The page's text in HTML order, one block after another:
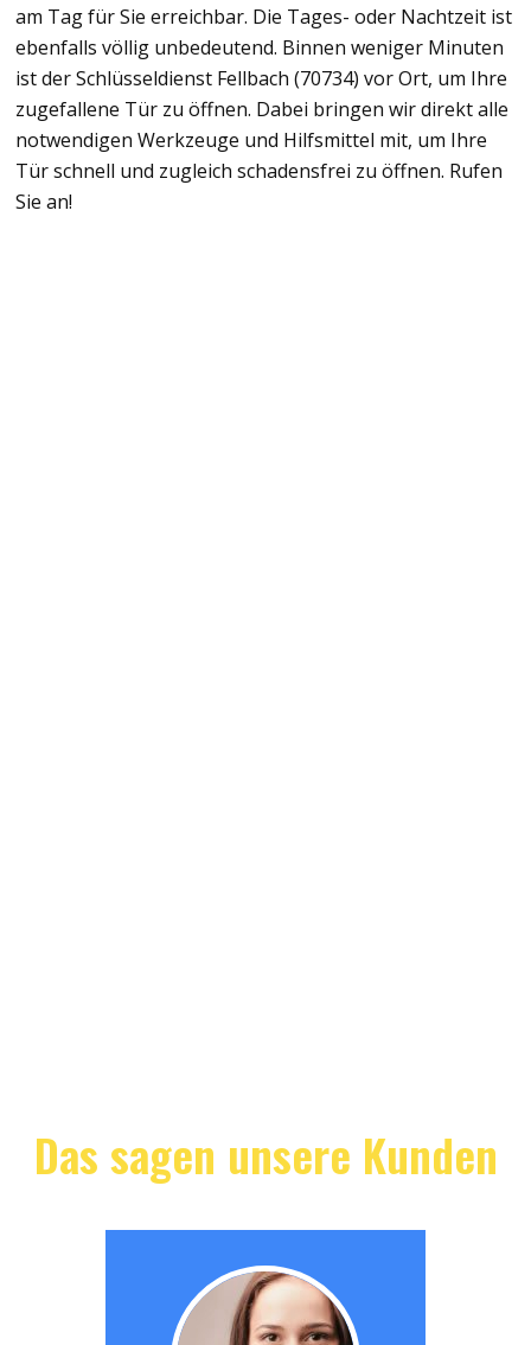
am Tag für Sie erreichbar. Die Tages- oder Nachtzeit ist
ebenfalls völlig unbedeutend. Binnen weniger Minuten
ist der Schlüsseldienst Fellbach (70734) vor Ort, um Ihre
zugefallene Tür zu öffnen. Dabei bringen wir direkt alle
notwendigen Werkzeuge und Hilfsmittel mit, um Ihre
Tür schnell und zugleich schadensfrei zu öffnen. Rufen
Sie an!
Das sagen unsere Kunden